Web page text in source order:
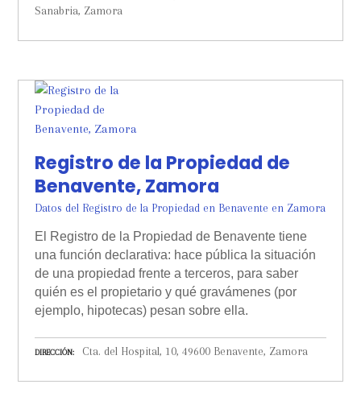
Sanabria, Zamora
Registro de la Propiedad de
Benavente, Zamora
Datos del Registro de la Propiedad en Benavente en Zamora
El Registro de la Propiedad de Benavente tiene
una función declarativa: hace pública la situación
de una propiedad frente a terceros, para saber
quién es el propietario y qué gravámenes (por
ejemplo, hipotecas) pesan sobre ella.
DIRECCIÓN Cta. del Hospital, 10, 49600 Benavente, Zamora